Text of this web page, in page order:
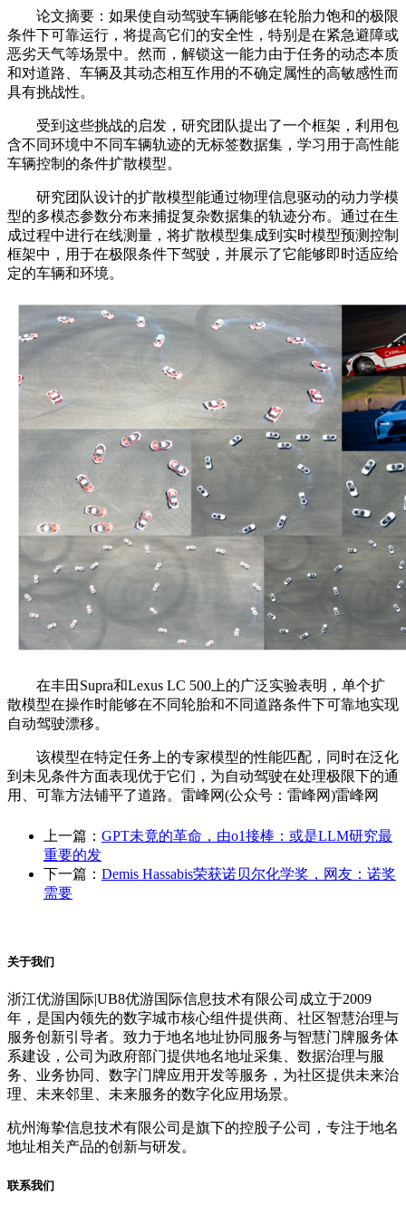
论文摘要：如果使自动驾驶车辆能够在轮胎力饱和的极限
条件下可靠运行，将提高它们的安全性，特别是在紧急避障或
恶劣天气等场景中。然而，解锁这一能力由于任务的动态本质
和对道路、车辆及其动态相互作用的不确定属性的高敏感性而
具有挑战性。
受到这些挑战的启发，研究团队提出了一个框架，利用包
含不同环境中不同车辆轨迹的无标签数据集，学习用于高性能
车辆控制的条件扩散模型。
研究团队设计的扩散模型能通过物理信息驱动的动力学模
型的多模态参数分布来捕捉复杂数据集的轨迹分布。通过在生
成过程中进行在线测量，将扩散模型集成到实时模型预测控制
框架中，用于在极限条件下驾驶，并展示了它能够即时适应给
定的车辆和环境。
在丰田Supra和Lexus LC 500上的广泛实验表明，单个扩
散模型在操作时能够在不同轮胎和不同道路条件下可靠地实现
自动驾驶漂移。
该模型在特定任务上的专家模型的性能匹配，同时在泛化
到未见条件方面表现优于它们，为自动驾驶在处理极限下的通
用、可靠方法铺平了道路。雷峰网(公众号：雷峰网)雷峰网
上一篇： GPT未竟的革命，由o1接棒：或是LLM研究最
重要的发
下一篇： Demis Hassabis荣获诺贝尔化学奖，网友：诺奖
需要
关于我们
浙江优游国际|UB8优游国际信息技术有限公司成立于2009
年，是国内领先的数字城市核心组件提供商、社区智慧治理与
服务创新引导者。致力于地名地址协同服务与智慧门牌服务体
系建设，公司为政府部门提供地名地址采集、数据治理与服
务、业务协同、数字门牌应用开发等服务，为社区提供未来治
理、未来邻里、未来服务的数字化应用场景。
杭州海挚信息技术有限公司是旗下的控股子公司，专注于地名
地址相关产品的创新与研发。
联系我们